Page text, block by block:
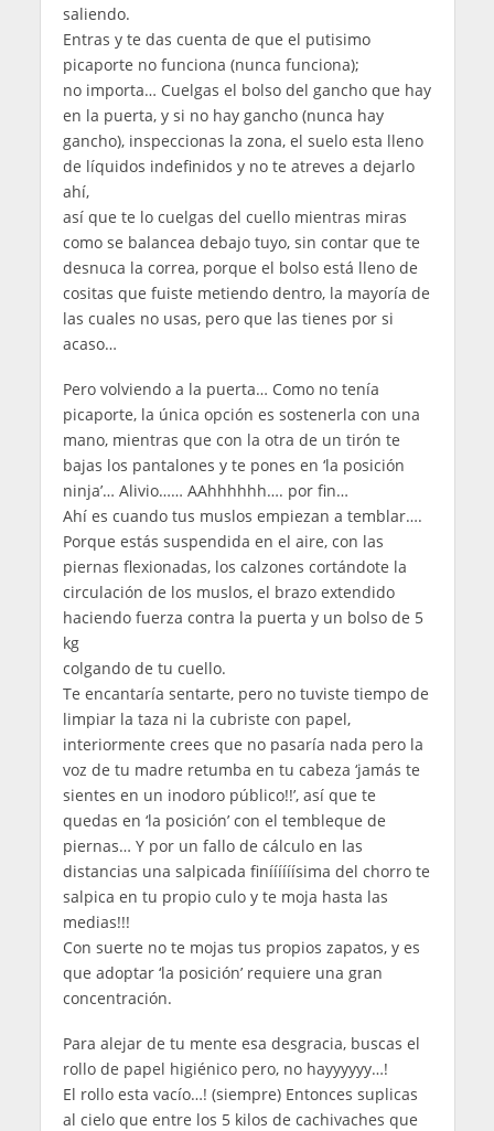
saliendo.
Entras y te das cuenta de que el putisimo
picaporte no funciona (nunca funciona);
no importa… Cuelgas el bolso del gancho que hay
en la puerta, y si no hay gancho (nunca hay
gancho), inspeccionas la zona, el suelo esta lleno
de líquidos indefinidos y no te atreves a dejarlo
ahí,
así que te lo cuelgas del cuello mientras miras
como se balancea debajo tuyo, sin contar que te
desnuca la correa, porque el bolso está lleno de
cositas que fuiste metiendo dentro, la mayoría de
las cuales no usas, pero que las tienes por si
acaso…
Pero volviendo a la puerta… Como no tenía
picaporte, la única opción es sostenerla con una
mano, mientras que con la otra de un tirón te
bajas los pantalones y te pones en ‘la posición
ninja’… Alivio…… AAhhhhhh…. por fin…
Ahí es cuando tus muslos empiezan a temblar….
Porque estás suspendida en el aire, con las
piernas flexionadas, los calzones cortándote la
circulación de los muslos, el brazo extendido
haciendo fuerza contra la puerta y un bolso de 5
kg
colgando de tu cuello.
Te encantaría sentarte, pero no tuviste tiempo de
limpiar la taza ni la cubriste con papel,
interiormente crees que no pasaría nada pero la
voz de tu madre retumba en tu cabeza ‘jamás te
sientes en un inodoro público!!’, así que te
quedas en ‘la posición’ con el tembleque de
piernas… Y por un fallo de cálculo en las
distancias una salpicada finíííííísima del chorro te
salpica en tu propio culo y te moja hasta las
medias!!!
Con suerte no te mojas tus propios zapatos, y es
que adoptar ‘la posición’ requiere una gran
concentración.
Para alejar de tu mente esa desgracia, buscas el
rollo de papel higiénico pero, no hayyyyyy…!
El rollo esta vacío…! (siempre) Entonces suplicas
al cielo que entre los 5 kilos de cachivaches que